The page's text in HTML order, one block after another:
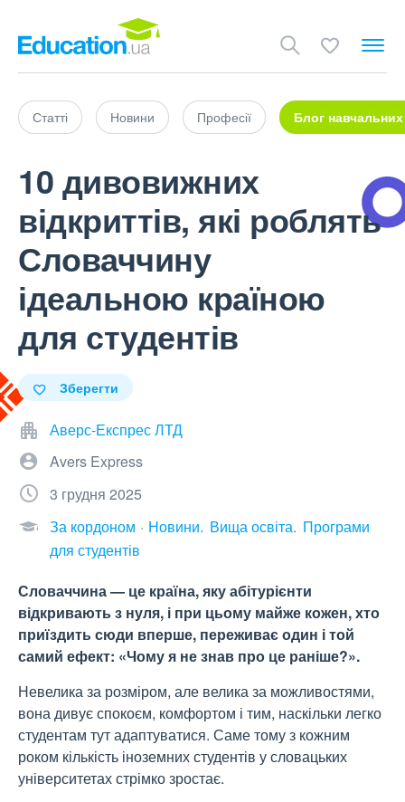
Статті Новини Професії Блог навчальних
10 дивовижних
відкриттів, які роблять
Словаччину
ідеальною країною
для студентів
Зберегти
Аверс-Експрес ЛТД
Avers Express
3 грудня 2025
За кордоном
Новини Вища освіта Програми
для студентів
Словаччина — це країна, яку абітурієнти
відкривають з нуля, і при цьому майже кожен, хто
приїздить сюди вперше, переживає один і той
самий ефект: «Чому я не знав про це раніше?».
Невелика за розміром, але велика за можливостями,
вона дивує спокоєм, комфортом і тим, наскільки легко
студентам тут адаптуватися. Саме тому з кожним
роком кількість іноземних студентів у словацьких
університетах стрімко зростає.